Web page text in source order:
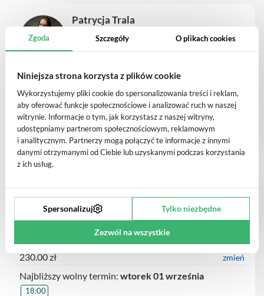
Patrycja Trala
Fizjoterapia metodą Ndt-Bobath
380.00 zł zmień
brak dostępnych godzin
mgr Marta Smyk
fizjoterapeuta pediatryczny
Fizjoterapia noworodków i niemowląt (kolejna wizyta)
230.00 zł zmień
Najbliższy wolny termin: wtorek 01 września
18:00
Zgoda Szczegóły O plikach cookies
Niniejsza strona korzysta z plików cookie
Wykorzystujemy pliki cookie do spersonalizowania treści i reklam,
aby oferować funkcje społecznościowe i analizować ruch w naszej
witrynie. Informacje o tym, jak korzystasz z naszej witryny,
udostępniamy partnerom społecznościowym, reklamowym
i analitycznym. Partnerzy mogą połączyć te informacje z innymi
danymi otrzymanymi od Ciebie lub uzyskanymi podczas korzystania
z ich usług.
Spersonalizuj Tylko niezbędne
Zezwól na wszystkie